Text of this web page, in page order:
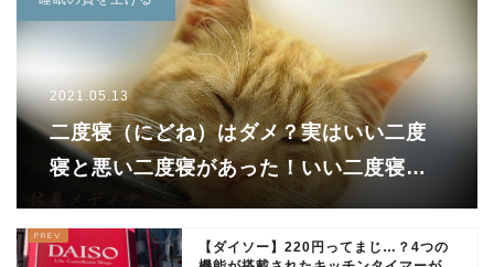
2021.05.13
二度寝（にどね）はダメ？実はいい二度
寝と悪い二度寝があった！いい二度寝で
快適睡眠生活を送ろう！
【ダイソー】220円ってまじ…？4つの